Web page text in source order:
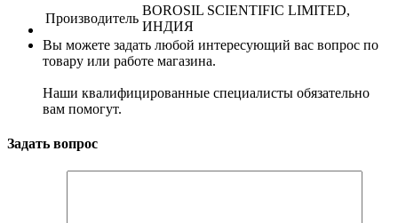
Производитель
BOROSIL SCIENTIFIC LIMITED,
ИНДИЯ
Вы можете задать любой интересующий вас вопрос по
товару или работе магазина.
Наши квалифицированные специалисты обязательно
вам помогут.
Задать вопрос